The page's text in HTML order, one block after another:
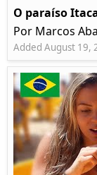
O paraíso
Por Marcos
Added August 19,